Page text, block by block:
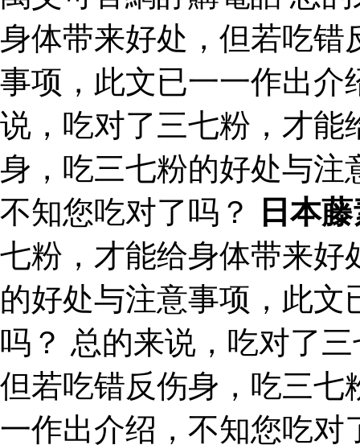
身体带来好处，但若吃错
事项，此文已一一作出介
说，吃对了三七粉，才能
身，吃三七粉的好处与注
不知您吃对了吗？
日本
七粉，才能给身体带来好
的好处与注意事项，此
吗？ 总的来说，吃对了
但若吃错反伤身，吃三七
一作出介绍，不知您吃对